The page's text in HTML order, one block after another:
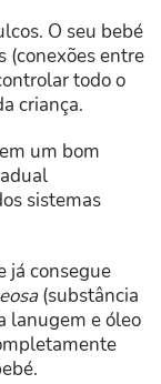
O seu bebé
(conexões entre
todo o
criança.
um bom
sistemas
já consegue
(substância
lanugem e óleo